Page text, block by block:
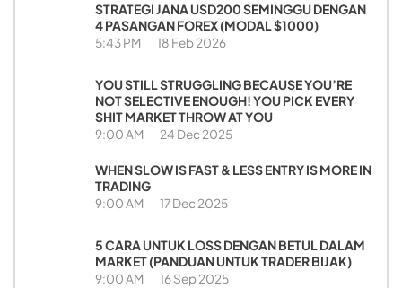
STRATEGI JANA USD200 SEMINGGU DENGAN
4 PASANGAN FOREX (MODAL $1000)
5:43 PM 18 Feb 2026
YOU STILL STRUGGLING BECAUSE YOU’RE
NOT SELECTIVE ENOUGH! YOU PICK EVERY
SHIT MARKET THROW AT YOU
9:00 AM 24 Dec 2025
WHEN SLOW IS FAST & LESS ENTRY IS MORE IN
TRADING
9:00 AM 17 Dec 2025
5 CARA UNTUK LOSS DENGAN BETUL DALAM
MARKET (PANDUAN UNTUK TRADER BIJAK)
9:00 AM 16 Sep 2025